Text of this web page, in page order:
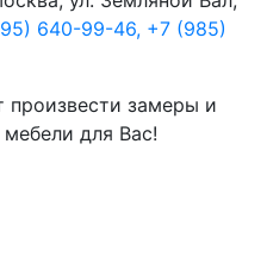
640-99-46, +7 (985)
замеры и
для Вас!